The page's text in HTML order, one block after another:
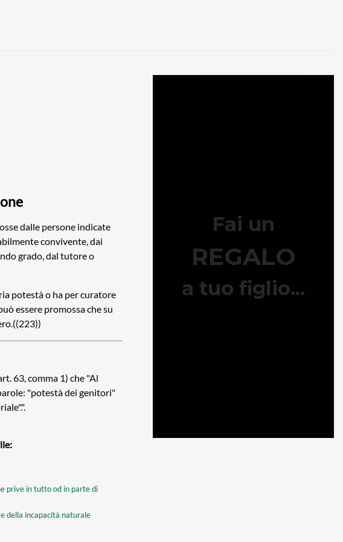
dalle persone indicate
convivente, dai
grado, dal tutore o
potestà o ha per curatore
essere promossa che su
63, comma 1) che "Al
"potestà dei genitori"
prive in tutto od in parte di
della incapacità naturale